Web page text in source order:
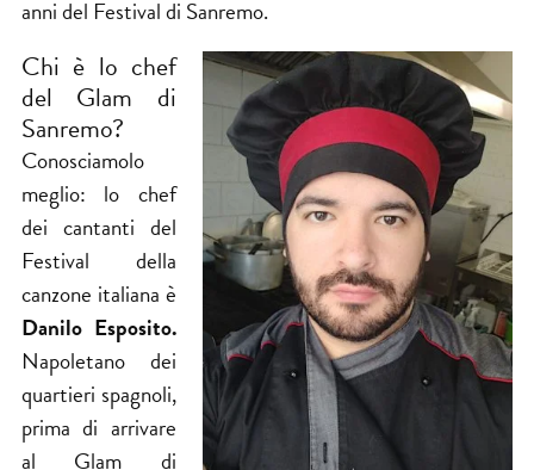
anni del Festival di Sanremo.
Chi è lo chef
del Glam di
Sanremo?
Conosciamolo
meglio: lo chef
dei cantanti del
Festival della
canzone italiana è
Danilo Esposito.​
Napoletano​ dei
quartieri spagnoli,
prima di arrivare
al Glam di